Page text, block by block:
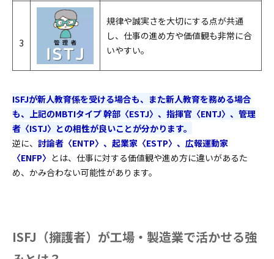
3
規律や誠実さを大切にする点が共通
し、仕事の進め方や価値観も非常に合
いやすい。
ISFJが新人教育係を受ける場合も、また新人教育を務める場合
も、上記のMBTIタイプ 幹部〈ESTJ〉、指揮官〈ENTJ〉、管理
者〈ISTJ〉との相性が良いことが分かります。
逆に、 討論者〈ENTP〉、起業家〈ESTP〉、広報運動家
〈ENFP〉 とは、仕事に対する価値観や進め方に違いがあるた
め、かみ合わない可能性があります。
ISFJ（擁護者）が工場・製造業で活かせる強